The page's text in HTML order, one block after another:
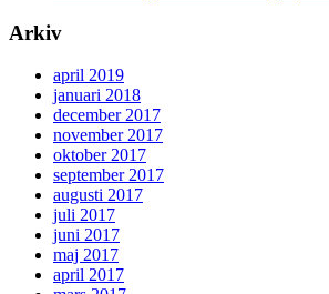
Arkiv
april 2019
januari 2018
december 2017
november 2017
oktober 2017
september 2017
augusti 2017
juli 2017
juni 2017
maj 2017
april 2017